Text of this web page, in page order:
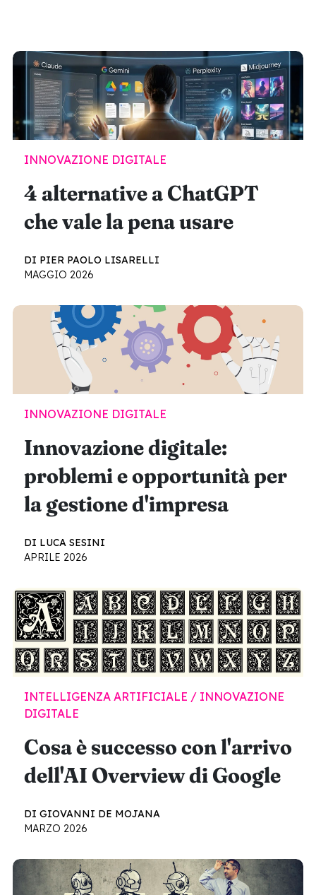
INNOVAZIONE DIGITALE
4 alternative a ChatGPT
che vale la pena usare
DI PIER PAOLO LISARELLI
MAGGIO 2026
INNOVAZIONE DIGITALE
Innovazione digitale:
problemi e opportunità per
la gestione d'impresa
DI LUCA SESINI
APRILE 2026
INTELLIGENZA ARTIFICIALE / INNOVAZIONE
DIGITALE
Cosa è successo con l'arrivo
dell'AI Overview di Google
DI GIOVANNI DE MOJANA
MARZO 2026